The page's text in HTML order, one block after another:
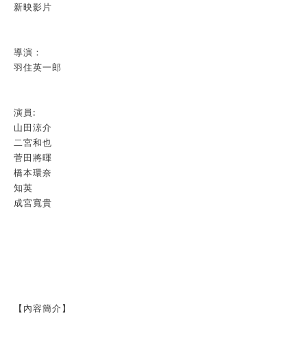
新映影片
導演：
羽住英一郎
演員:
山田涼介
二宮和也
菅田將暉
橋本環奈
知英
成宮寬貴
【內容簡介】